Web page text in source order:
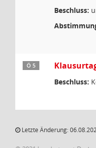
Beschluss:
Ö 5
Beschluss:
Letzte Änderung: